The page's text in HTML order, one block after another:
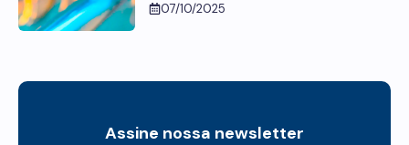
07/10/2025
Assine nossa newsletter